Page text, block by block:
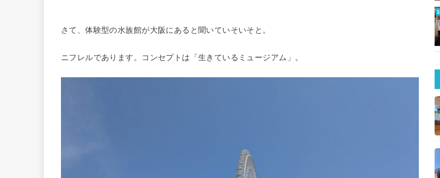
さて、体験型の水族館が大阪にあると聞いていそいそと。
ニフレルであります。コンセプトは「生きているミュージアム」。